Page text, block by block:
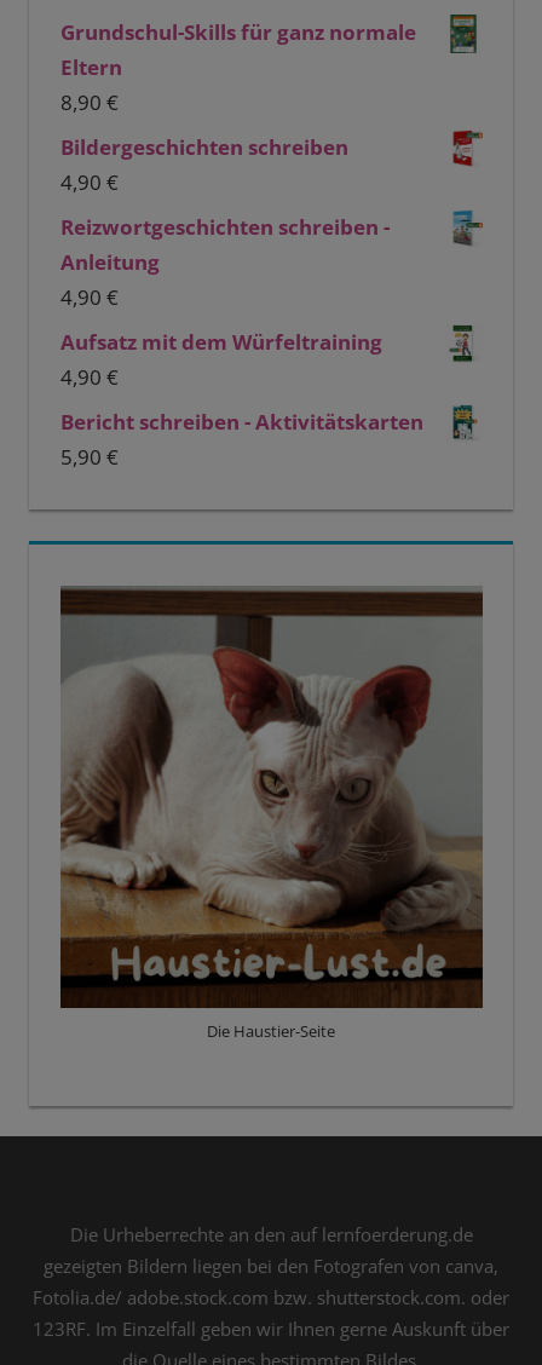
Grundschul-Skills für ganz normale
Eltern
8,90 €
Bildergeschichten schreiben
4,90 €
Reizwortgeschichten schreiben -
Anleitung
4,90 €
Aufsatz mit dem Würfeltraining
4,90 €
Bericht schreiben - Aktivitätskarten
5,90 €
Die Haustier-Seite
Die Urheberrechte an den auf lernfoerderung.de
gezeigten Bildern liegen bei den Fotografen von canva,
Fotolia.de/ adobe.stock.com bzw. shutterstock.com. oder
123RF. Im Einzelfall geben wir Ihnen gerne Auskunft über
die Quelle eines bestimmten Bildes.